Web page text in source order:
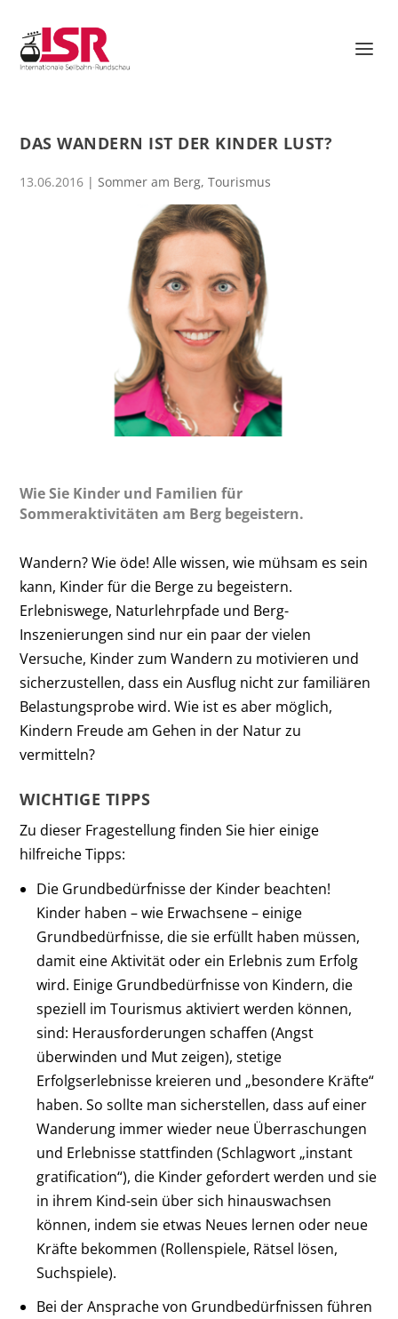
DAS WANDERN IST DER KINDER LUST?
13.06.2016 |Sommer am Berg,Tourismus
Wie Sie Kinder und Familien für
Sommeraktivitäten am Berg begeistern.
Wandern? Wie öde! Alle wissen, wie mühsam es sein
kann, Kinder für die Berge zu begeistern.
Erlebniswege, Naturlehrpfade und Berg-
Inszenierungen sind nur ein paar der vielen
Versuche, Kinder zum Wandern zu motivieren und
sicherzustellen, dass ein Ausflug nicht zur familiären
Belastungsprobe wird. Wie ist es aber möglich,
Kindern Freude am Gehen in der Natur zu
vermitteln?
WICHTIGE TIPPS
Zu dieser Fragestellung finden Sie hier einige
hilfreiche Tipps:
Die Grundbedürfnisse der Kinder beachten!
Kinder ­haben – wie Erwachsene – einige
Grundbedürfnisse, die sie erfüllt haben müssen,
damit eine Aktivität oder ein Erlebnis zum Erfolg
wird. Einige Grundbedürfnisse von Kindern, die
speziell im Tourismus aktiviert werden können,
sind: Herausforderungen schaffen (Angst
überwinden und Mut zeigen), stetige
Erfolgserlebnisse kreieren und „besondere Kräfte“
haben. So sollte man sicherstellen, dass auf einer
Wanderung immer wieder neue Überraschungen
und Erlebnisse stattfinden (Schlagwort „instant
gratification“), die Kinder gefordert werden und sie
in ihrem Kind-sein über sich hinauswachsen
können, indem sie etwas Neues lernen oder neue
Kräfte bekommen (Rollenspiele, Rätsel ­lösen,
Suchspiele).
Bei der Ansprache von Grundbedürfnissen führen